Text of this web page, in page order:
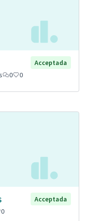
Acceptada
0 0
Acceptada
0